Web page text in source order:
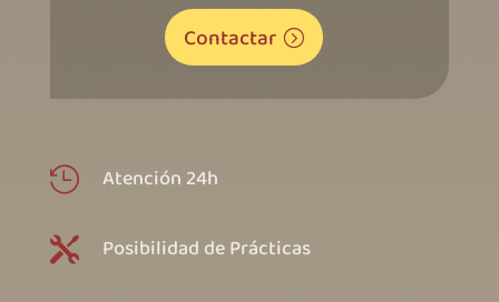
Contactar
 Atención 24h
 Posibilidad de Prácticas